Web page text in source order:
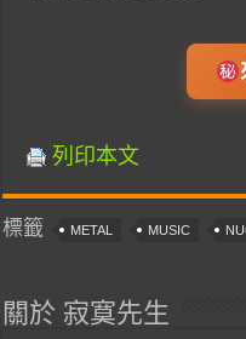
列印本文
標籤 METAL MUSIC
關於 寂寞先生